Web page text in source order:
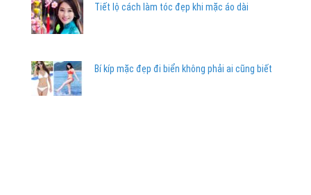
Tiết lộ cách làm tóc đẹp khi mặc áo dài
Bí kíp mặc đẹp đi biển không phải ai cũng biết